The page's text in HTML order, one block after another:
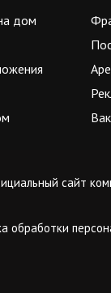
дом
сайт
обработки